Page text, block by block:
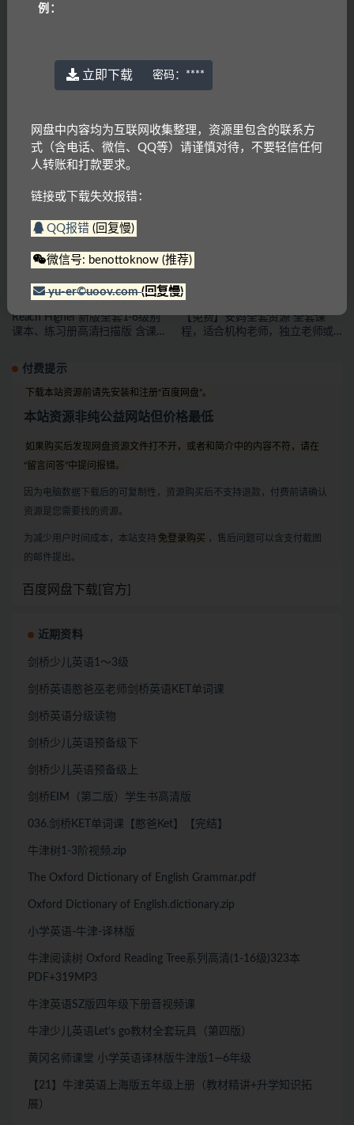
KET/PET必备《Grammar
老师手册]
Reach Higher 新版全套1-6级别
课本、练习册高清扫描版 含课本
【免费】安妈全套资源 全套课
程，适合机构老师，独立老师或
付费提示
下载本站资源前请先安装和注册“百度网盘”。
本站资源非纯公益网站但价格最低
如果购买后发现网盘资源文件打不开，或者和简介中的内容不符，请在
“留言问答”中提问报错。
因为电脑数据下载后的可复制性，资源购买后不支持退款，付费前请确认
资源是您需要找的资源。
为减少用户时间成本，本站支持 免登录购买 ，售后问题可以含支付截图
的邮件提出。
百度网盘下载[官方]
近期资料
剑桥少儿英语1～3级
剑桥英语憨爸巫老师剑桥英语KET单词课
剑桥英语分级读物
剑桥少儿英语预备级下
剑桥少儿英语预备级上
剑桥EIM（第二版）学生书高清版
036.剑桥KET单词课【憨爸Ket】【完结】
牛津树1-3阶视频.zip
The Oxford Dictionary of English Grammar.pdf
Oxford Dictionary of English.dictionary.zip
小学英语-牛津-译林版
牛津阅读树 Oxford Reading Tree系列高清(1-16级)323本
PDF+319MP3
牛津英语SZ版四年级下册音视频课
牛冿少儿英语Let’s go教材全套玩具（第四版）
黄冈名师课堂 小学英语译林版牛津版1—6年级
【21】牛津英语上海版五年级上册（教材精讲+升学知识拓
展）
例：
立即下载 密码： ****
网盘中内容均为互联网收集整理，资源里包含的联系方
式（含电话、微信、QQ等）请谨慎对待，不要轻信任何
人转账和打款要求。
链接或下载失效报错：
QQ报错(回复慢)
微信号: benottoknow (推荐)
yu-er©uoov.com(回复慢)